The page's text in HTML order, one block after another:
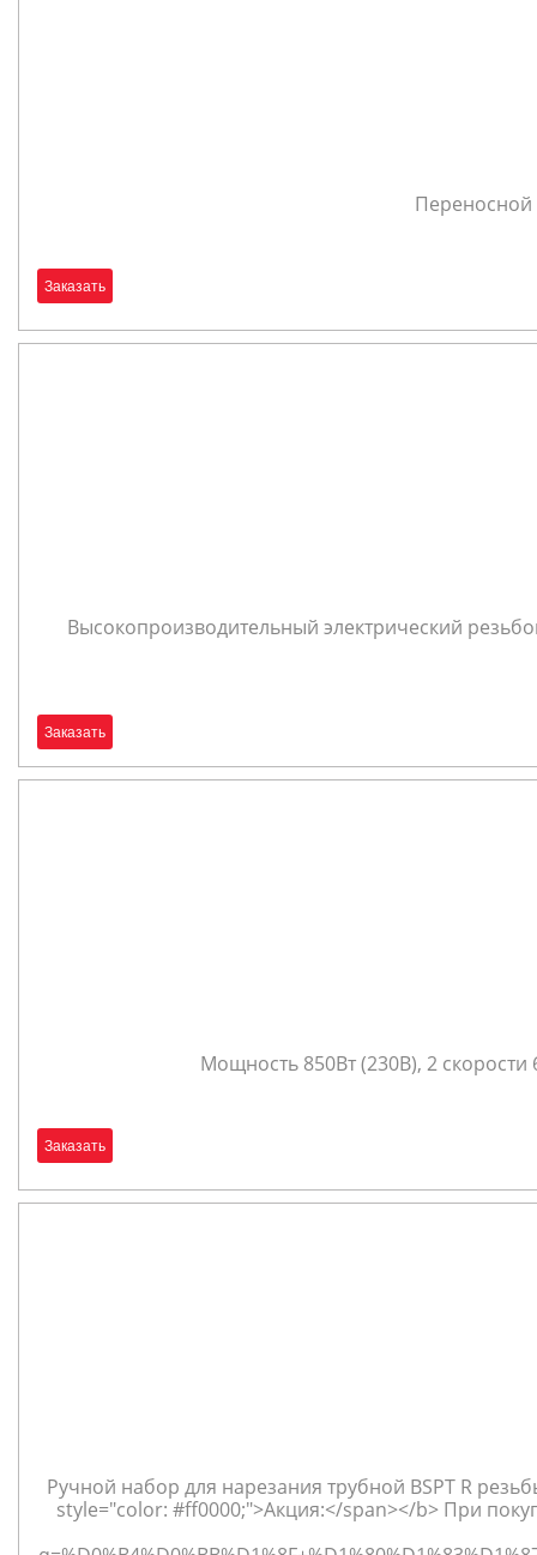
Переносной
Заказать
Высокопроизводительный электрический
Заказать
Мощность 850Вт (230В), 2
Заказать
Ручной набор для нарезания трубной BSPT R
style="color: #ff0000;">Акция:</span></b> При